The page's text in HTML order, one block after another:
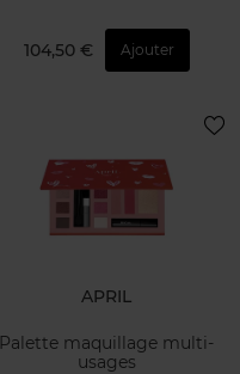
104,50 € Ajouter
APRIL
Palette maquillage multi-
usages